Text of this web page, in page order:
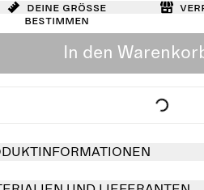
Deine Größe
bestimmen
In den